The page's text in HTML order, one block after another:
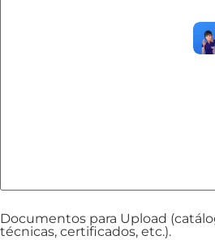
Documentos para Upload
técnicas, certificados, etc.).